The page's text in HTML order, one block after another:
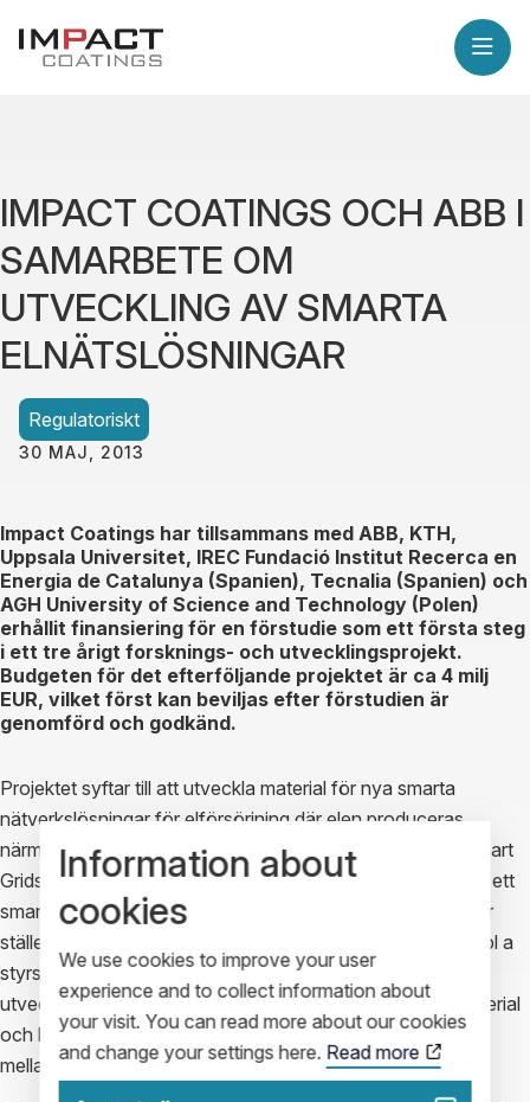
IMPACT COATINGS OCH ABB I
SAMARBETE OM
UTVECKLING AV SMARTA
ELNÄTSLÖSNINGAR
Regulatoriskt
30 MAJ, 2013
Impact Coatings har tillsammans med ABB, KTH,
Uppsala Universitet, IREC Fundació Institut Recerca en
Energia de Catalunya (Spanien), Tecnalia (Spanien) och
AGH University of Science and Technology (Polen)
erhållit finansiering för en förstudie som ett första steg
i ett tre årigt forsknings- och utvecklingsprojekt.
Budgeten för det efterföljande projektet är ca 4 milj
EUR, vilket först kan beviljas efter förstudien är
genomförd och godkänd.
Projektet syftar till att utveckla material för nya smarta
nätverkslösningar för elförsörjning där elen produceras
närmare användaren men ändå är anslutet till elnätet (“Smart
Grids”). Förnyelsebar energi som sol och vind behöver på ett
smart sätt integreras med det övriga nätverket. Det i sin tur
ställer nya krav på kraftöverföring och kraftreglering som bl a
styrs av bytare och olika typer av switchar. Impact deltar i
utvecklingsprojekt som ska ta fram nya bättre kontaktmaterial
och lämpliga beläggningar för att förbättra kraftöverföring
mellan de lokala energikällorna och elnätet.
Information about
cookies
We use cookies to improve your user
experience and to collect information about
your visit. You can read more about our cookies
and change your settings here. Read more